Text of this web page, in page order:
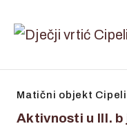
Matični objekt
Aktivnosti u III.